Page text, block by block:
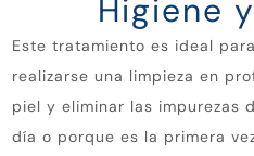
Higiene
Este tratamiento es ideal
realizarse una limpieza en
piel y eliminar las impurezas
día o porque es la primera